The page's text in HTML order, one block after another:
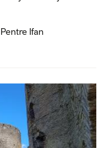
Ifan